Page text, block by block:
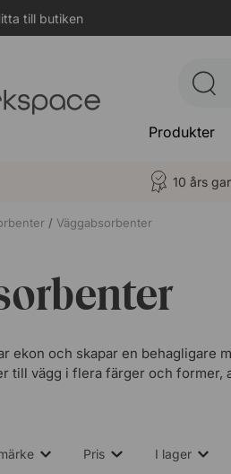
till butiken
Produkter
10 års
Väggabsorbenter
ekon och skapar en behagligare
till vägg i flera färger och former,
Pris I lager